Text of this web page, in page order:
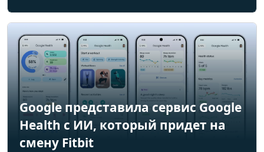
Google представила сервис Google
Health с ИИ, который придет на
смену Fitbit